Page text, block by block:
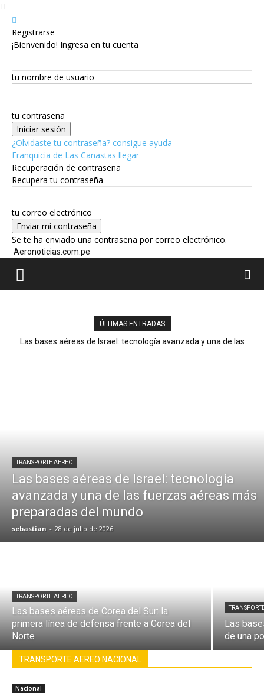
Registrarse
¡Bienvenido! Ingresa en tu cuenta
tu nombre de usuario
tu contraseña
¿Olvidaste tu contraseña? consigue ayuda
Franquicia de Las Canastas llegar
Recuperación de contraseña
Recupera tu contraseña
tu correo electrónico
Se te ha enviado una contraseña por correo electrónico.
Aeronoticias.com.pe
ÚLTIMAS ENTRADAS
Las bases aéreas de Israel: tecnología avanzada y una de las
TRANSPORTE AEREO
Las bases aéreas de Israel: tecnología
avanzada y una de las fuerzas aéreas más
preparadas del mundo
sebastian - 28 de julio de 2026
TRANSPORTE AEREO
Las bases aéreas de Corea del Sur: la
primera línea de defensa frente a Corea del
Norte
Las
de una
TRANSPORTE AEREO NACIONAL
Nacional